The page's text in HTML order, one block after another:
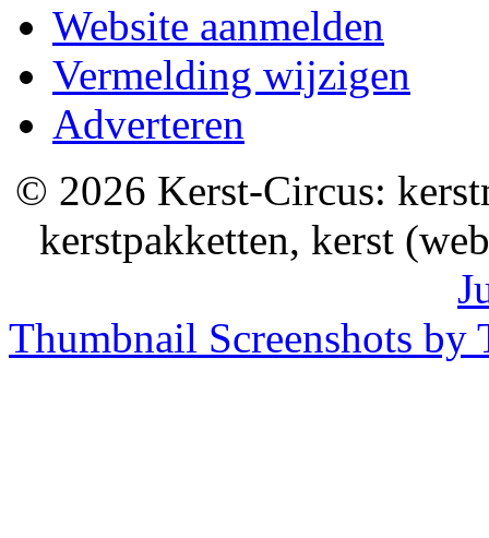
Website aanmelden
Vermelding wijzigen
Adverteren
© 2026 Kerst-Circus:
kerstpakketten, kerst
Thumbnail Screenshots by